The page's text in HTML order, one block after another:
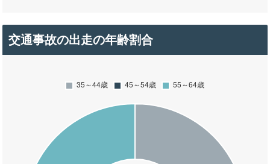
交通事故の出走の年齢割合